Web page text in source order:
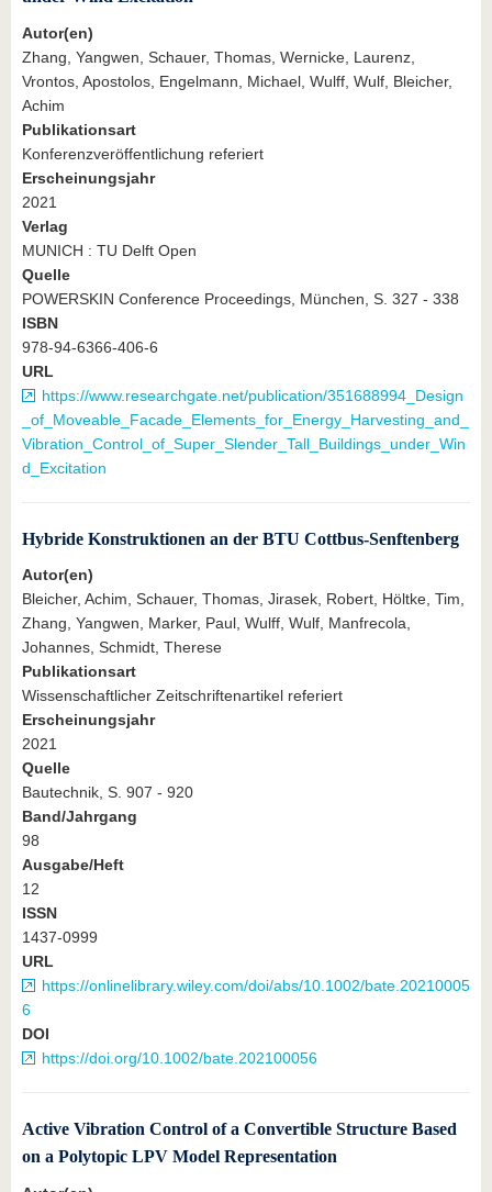
Autor(en)
Zhang, Yangwen, Schauer, Thomas, Wernicke, Laurenz,
Vrontos, Apostolos, Engelmann, Michael, Wulff, Wulf, Bleicher,
Achim
Publikationsart
Konferenzveröffentlichung referiert
Erscheinungsjahr
2021
Verlag
MUNICH : TU Delft Open
Quelle
POWERSKIN Conference Proceedings, München, S. 327 - 338
ISBN
978-94-6366-406-6
URL
https://www.researchgate.net/publication/351688994_Design
_of_Moveable_Facade_Elements_for_Energy_Harvesting_and_
Vibration_Control_of_Super_Slender_Tall_Buildings_under_Win
d_Excitation
Hybride Konstruktionen an der BTU Cottbus-Senftenberg
Autor(en)
Bleicher, Achim, Schauer, Thomas, Jirasek, Robert, Höltke, Tim,
Zhang, Yangwen, Marker, Paul, Wulff, Wulf, Manfrecola,
Johannes, Schmidt, Therese
Publikationsart
Wissenschaftlicher Zeitschriftenartikel referiert
Erscheinungsjahr
2021
Quelle
Bautechnik, S. 907 - 920
Band/Jahrgang
98
Ausgabe/Heft
12
ISSN
1437-0999
URL
https://onlinelibrary.wiley.com/doi/abs/10.1002/bate.20210005
6
DOI
https://doi.org/10.1002/bate.202100056
Active Vibration Control of a Convertible Structure Based
on a Polytopic LPV Model Representation